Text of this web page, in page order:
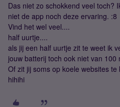
Das niet zo schokkend veel toch?
niet de app noch deze ervaring. :8
Vind het wel veel....
half uurtje....
als jij een half uurtje zit te weet ik
jouw batterij toch ook niet van 100
Of zit jij soms op koele websites te
hihihi